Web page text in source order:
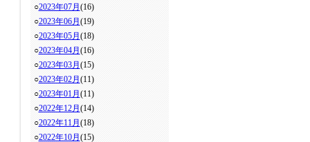
○2023年07月 (16)
○2023年06月 (19)
○2023年05月 (18)
○2023年04月 (16)
○2023年03月 (15)
○2023年02月 (11)
○2023年01月 (11)
○2022年12月 (14)
○2022年11月 (18)
○2022年10月 (15)